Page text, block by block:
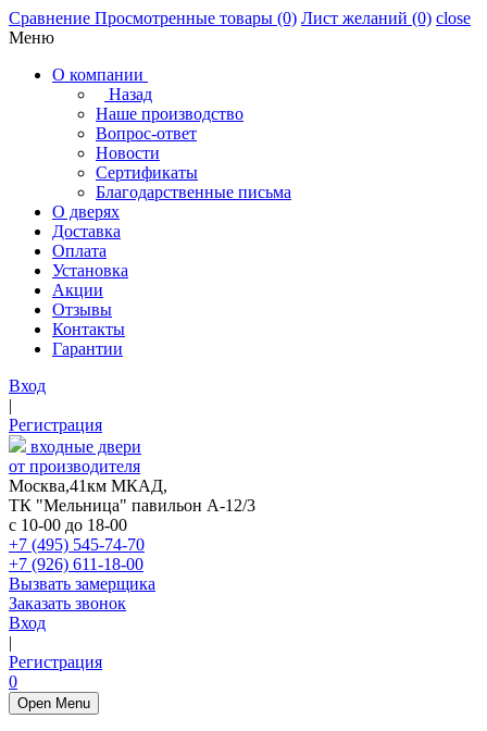
Сравнение Просмотренные товары (0) Лист желаний (0) close
Меню
О компании
Назад
Наше производство
Вопрос-ответ
Новости
Сертификаты
Благодарственные письма
О дверях
Доставка
Оплата
Установка
Акции
Отзывы
Контакты
Гарантии
Вход
|
Регистрация
входные двери
от производителя
Москва,41км МКАД,
ТК "Мельница" павильон А-12/3
с 10-00 до 18-00
+7 (495) 545-74-70
+7 (926) 611-18-00
Вызвать замерщика
Заказать звонок
Вход
|
Регистрация
0
Open Menu